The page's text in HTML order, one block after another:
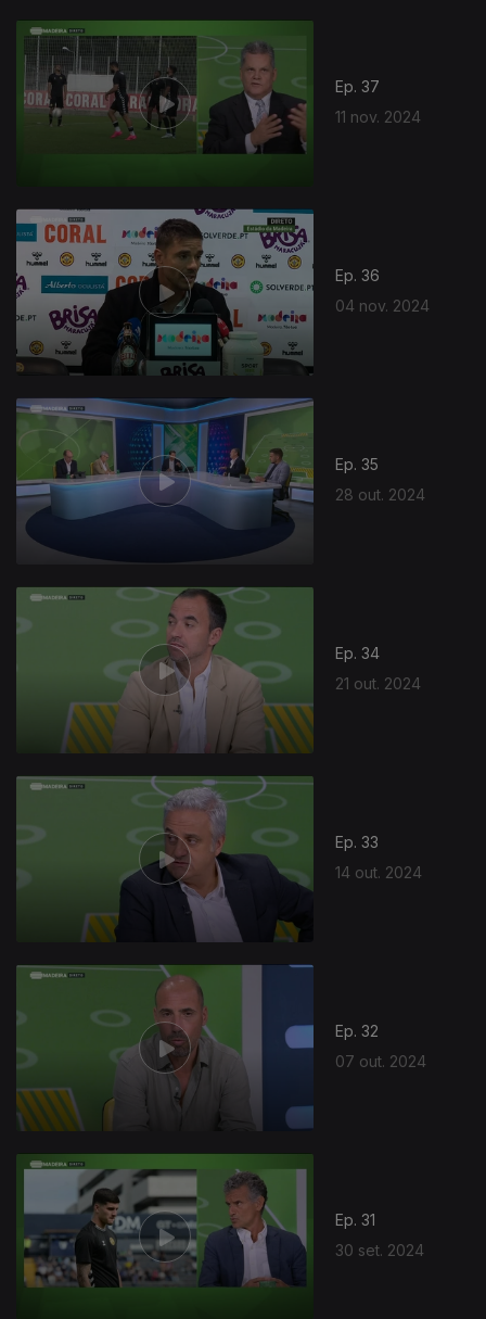
Ep. 37
11 nov. 2024
Ep. 36
04 nov. 2024
Ep. 35
28 out. 2024
Ep. 34
21 out. 2024
Ep. 33
14 out. 2024
Ep. 32
07 out. 2024
Ep. 31
30 set. 2024
798044